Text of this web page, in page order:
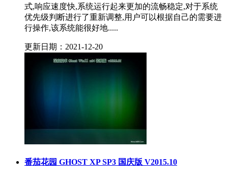
式,响应速度快,系统运行起来更加的流畅稳定,对于系统
优先级判断进行了重新调整,用户可以根据自己的需要进
行操作,该系统能很好地.....
更新日期：2021-12-20
番茄花园 GHOST XP SP3 国庆版 V2015.10